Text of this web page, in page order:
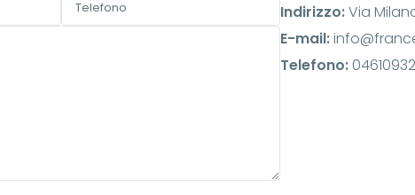
Indirizzo:Via
E-mail:
Telefono: